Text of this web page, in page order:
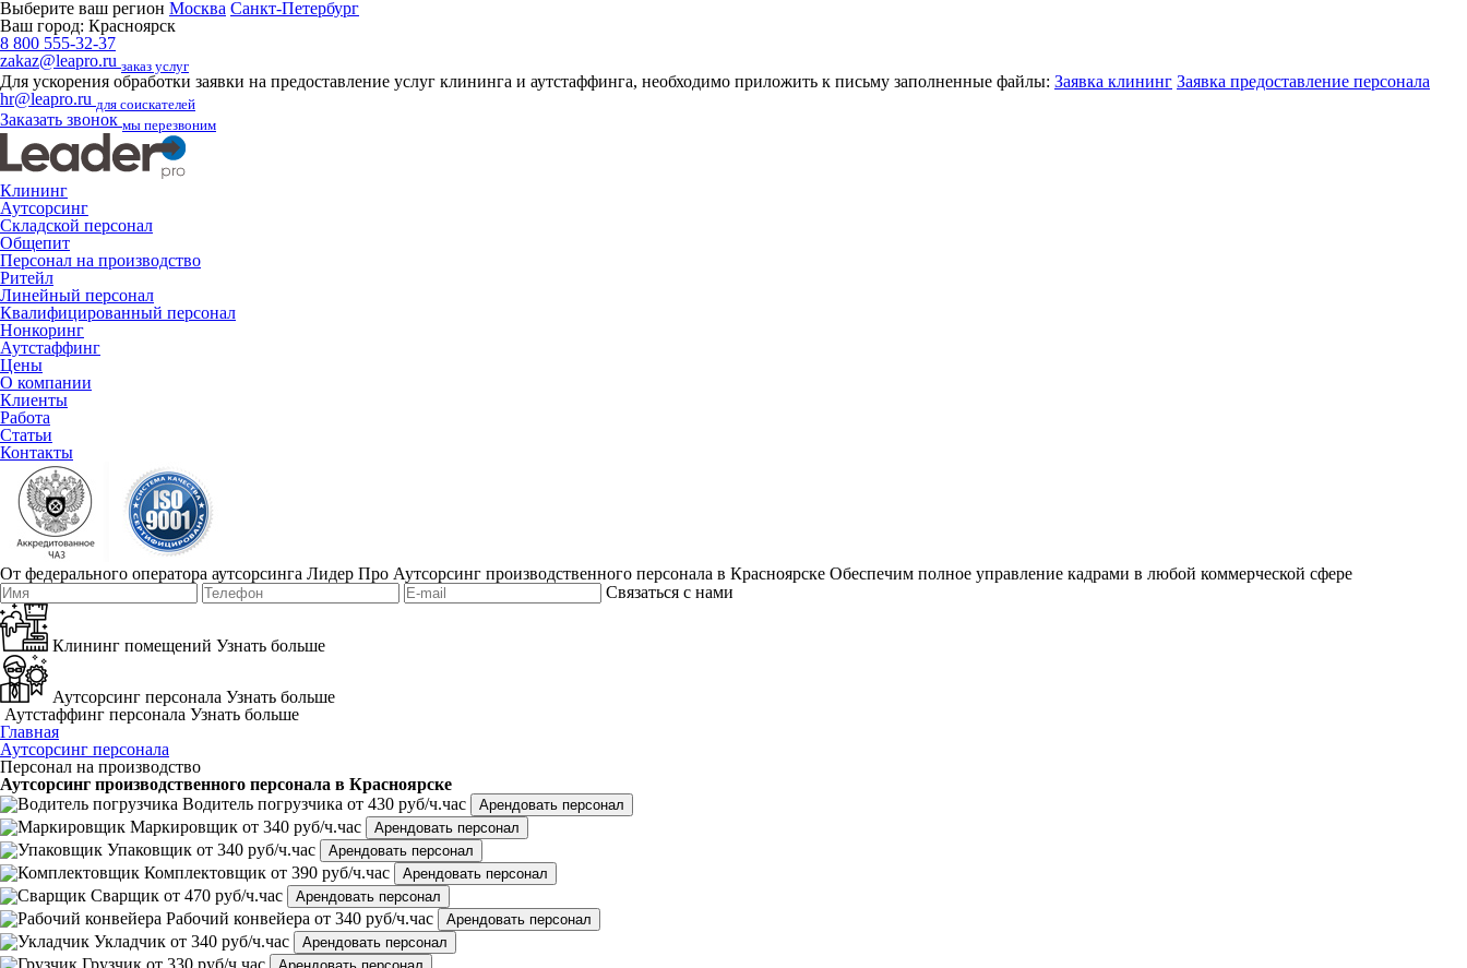
Выберите ваш регион Москва Санкт-Петербург
Ваш город: Красноярск
8 800 555-32-37
zakaz@leapro.ru заказ услуг
Для ускорения обработки заявки на предоставление услуг клининга и аутстаффинга, необходимо приложить к письму заполненные файлы: Заявка клининг Заявка предоставление персонала
hr@leapro.ru для соискателей
Заказать звонок мы перезвоним
Клининг
Аутсорсинг
Складской персонал
Общепит
Персонал на производство
Ритейл
Линейный персонал
Квалифицированный персонал
Нонкоринг
Аутстаффинг
Цены
О компании
Клиенты
Работа
Статьи
Контакты
От федерального оператора аутсорсинга Лидер Про Аутсорсинг производственного персонала в Красноярске Обеспечим полное управление кадрами в любой коммерческой сфере
Связаться с нами
Клининг помещений Узнать больше
Аутсорсинг персонала Узнать больше
Аутстаффинг персонала Узнать больше
Главная
Аутсорсинг персонала
Персонал на производство
Аутсорсинг производственного персонала в Красноярске
Водитель погрузчика от 430 руб/ч.час Арендовать персонал
Маркировщик от 340 руб/ч.час Арендовать персонал
Упаковщик от 340 руб/ч.час Арендовать персонал
Комплектовщик от 390 руб/ч.час Арендовать персонал
Сварщик от 470 руб/ч.час Арендовать персонал
Рабочий конвейера от 340 руб/ч.час Арендовать персонал
Укладчик от 340 руб/ч.час Арендовать персонал
Грузчик от 330 руб/ч.час